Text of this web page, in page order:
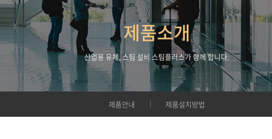
제품소개
산업용 유체, 스팀 설비 스팀플러스가 함께 합니다.
제품안내 제품설치방법